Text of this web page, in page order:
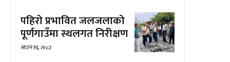
पहिरो प्रभावित जलजलाको
पूर्णगाउँमा स्थलगत निरीक्षण
साउन १६, २०८३